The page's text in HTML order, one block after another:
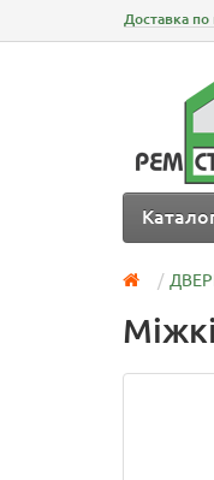
Доставка по